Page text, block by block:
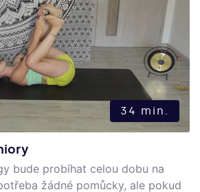
34 min.
bude probíhat celou dobu na
žádné pomůcky, ale pokud